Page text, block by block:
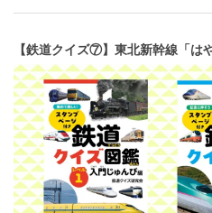
【鉄道クイズ⑦】東北新幹線「は